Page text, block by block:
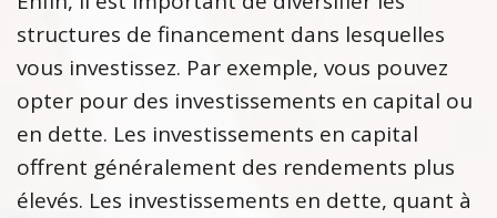
structures de financement dans lesquelles
vous investissez. Par exemple, vous pouvez
opter pour des investissements en capital ou
en dette. Les investissements en capital
offrent généralement des rendements plus
élevés. Les investissements en dette, quant à